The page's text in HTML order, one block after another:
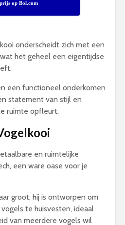
op Bol.com
onderscheidt zich met een
het geheel een eigentijdse
een functioneel onderkomen
statement van stijl en
ruimte opfleurt.
en ruimtelijke
een ware oase voor je
groot; hij is ontworpen om
te huisvesten, ideaal
van meerdere vogels wil